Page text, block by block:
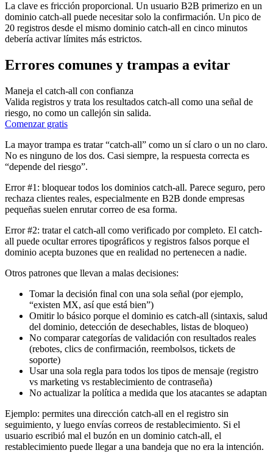
La clave es fricción proporcional. Un usuario B2B primerizo en un
dominio catch-all puede necesitar solo la confirmación. Un pico de
20 registros desde el mismo dominio catch-all en cinco minutos
debería activar límites más estrictos.
Errores comunes y trampas a evitar
Maneja el catch-all con confianza
Valida registros y trata los resultados catch-all como una señal de
riesgo, no como un callejón sin salida.
Comenzar gratis
La mayor trampa es tratar “catch-all” como un sí claro o un no claro.
No es ninguno de los dos. Casi siempre, la respuesta correcta es
“depende del riesgo”.
Error #1: bloquear todos los dominios catch-all. Parece seguro, pero
rechaza clientes reales, especialmente en B2B donde empresas
pequeñas suelen enrutar correo de esa forma.
Error #2: tratar el catch-all como verificado por completo. El catch-
all puede ocultar errores tipográficos y registros falsos porque el
dominio acepta buzones que en realidad no pertenecen a nadie.
Otros patrones que llevan a malas decisiones:
Tomar la decisión final con una sola señal (por ejemplo,
“existen MX, así que está bien”)
Omitir lo básico porque el dominio es catch-all (sintaxis, salud
del dominio, detección de desechables, listas de bloqueo)
No comparar categorías de validación con resultados reales
(rebotes, clics de confirmación, reembolsos, tickets de
soporte)
Usar una sola regla para todos los tipos de mensaje (registro
vs marketing vs restablecimiento de contraseña)
No actualizar la política a medida que los atacantes se adaptan
Ejemplo: permites una dirección catch-all en el registro sin
seguimiento, y luego envías correos de restablecimiento. Si el
usuario escribió mal el buzón en un dominio catch-all, el
restablecimiento puede llegar a una bandeja que no era la intención.